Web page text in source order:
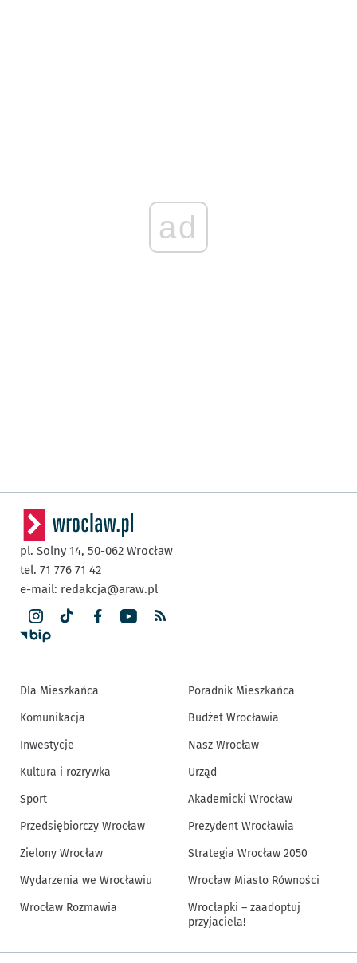
ad
pl. Solny 14, 50-062 Wrocław
tel. 71 776 71 42
e-mail: redakcja@araw.pl
Dla Mieszkańca
Komunikacja
Inwestycje
Kultura i rozrywka
Sport
Przedsiębiorczy Wrocław
Zielony Wrocław
Wydarzenia we Wrocławiu
Wrocław Rozmawia
Poradnik Mieszkańca
Budżet Wrocławia
Nasz Wrocław
Urząd
Akademicki Wrocław
Prezydent Wrocławia
Strategia Wrocław 2050
Wrocław Miasto Równości
Wrocłapki – zaadoptuj
przyjaciela!